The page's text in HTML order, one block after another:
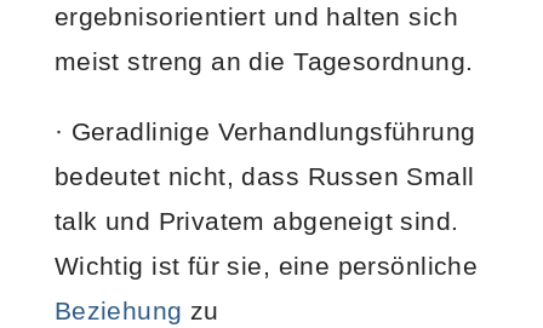
ergebnisorientiert und halten sich
meist streng an die Tagesordnung.
· Geradlinige Verhandlungsführung
bedeutet nicht, dass Russen Small
talk und Privatem abgeneigt sind.
Wichtig ist für sie, eine persönliche
Beziehung zu